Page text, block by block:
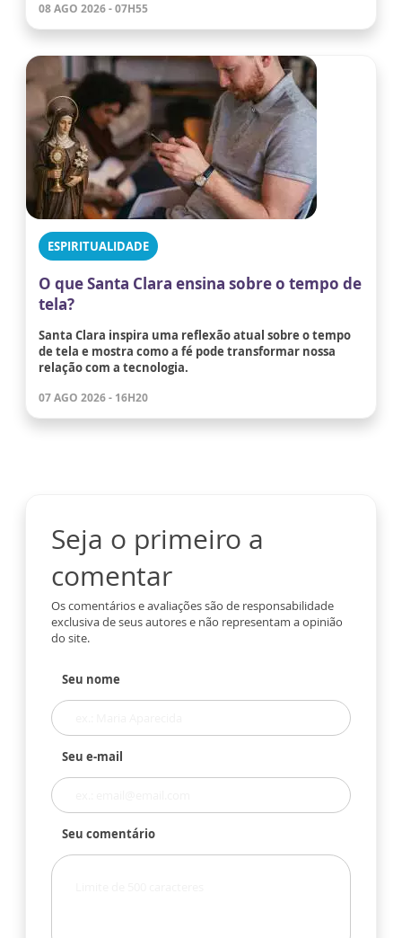
08 AGO 2026 - 07H55
ESPIRITUALIDADE
O que Santa Clara ensina sobre o tempo de
tela?
Santa Clara inspira uma reflexão atual sobre o tempo
de tela e mostra como a fé pode transformar nossa
relação com a tecnologia.
07 AGO 2026 - 16H20
Seja o primeiro a
comentar
Os comentários e avaliações são de responsabilidade
exclusiva de seus autores e não representam a opinião
do site.
Seu nome
Seu e-mail
Seu comentário